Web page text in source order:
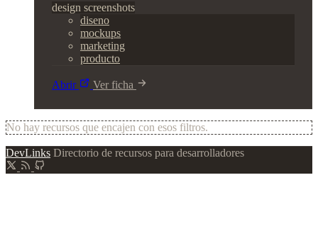
design screenshots
diseno
mockups
marketing
producto
Abrir Ver ficha
No hay recursos que encajen con esos filtros.
DevLinks Directorio de recursos para desarrolladores